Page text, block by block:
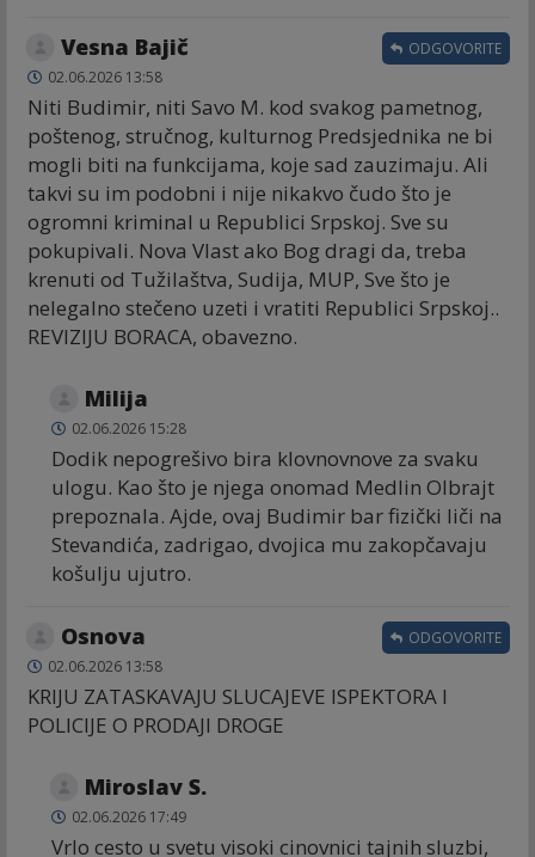
Vesna Bajič
02.06.2026 13:58
Niti Budimir, niti Savo M. kod svakog pametnog,
poštenog, stručnog, kulturnog Predsjednika ne bi
mogli biti na funkcijama, koje sad zauzimaju. Ali
takvi su im podobni i nije nikakvo čudo što je
ogromni kriminal u Republici Srpskoj. Sve su
pokupivali. Nova Vlast ako Bog dragi da, treba
krenuti od Tužilaštva, Sudija, MUP, Sve što je
nelegalno stečeno uzeti i vratiti Republici Srpskoj..
REVIZIJU BORACA, obavezno.
ODGOVORITE
Milija
02.06.2026 15:28
Dodik nepogrešivo bira klovnovnove za svaku
ulogu. Kao što je njega onomad Medlin Olbrajt
prepoznala. Ajde, ovaj Budimir bar fizički liči na
Stevandića, zadrigao, dvojica mu zakopčavaju
košulju ujutro.
Osnova
02.06.2026 13:58
KRIJU ZATASKAVAJU SLUCAJEVE ISPEKTORA I
POLICIJE O PRODAJI DROGE
ODGOVORITE
Miroslav S.
02.06.2026 17:49
Vrlo cesto u svetu visoki cinovnici tajnih sluzbi,